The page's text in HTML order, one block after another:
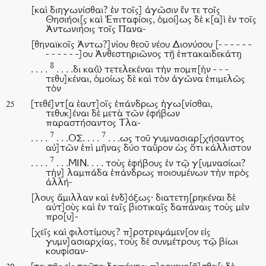
[καὶ διηγωνίσθαι? ἐν τοῖς] ἀγῶσιν ἔν τε τοῖς
Θησιήοι[ς καὶ Ἐπιταφίοις, ὁμοί]ως δὲ κ[α]ὶ ἐν τοῖς
Ἀντωνιήοις τοῖς Πανα-
[θηναϊκοῖς Ἀντω?]νίου θεοῦ νέου Διονύσου [- - - - - -
- - - - - -]ου Ἀνθεστηριῶνος τῇ ἑπτακαιδεκάτῃ
. . . .8 . . . .δι κα⟨ὶ⟩ τετελεκέναι τὴν πομπ[ὴν - - -
τεθυ]κέναι, ὁμοίως δὲ καὶ τὸν ἀγῶνα ἐπιμελῶς
τὸν
25
[τεθέ]ντ[α ἑαυτ]οῖς ἐπάνδρως ἠγω[νίσθαι,
τεθυκ]έναι δὲ μετὰ τῶν ἐφήβων
παραστήσαντος Τλα-
. . . . 7 . . .ΟΣ. . . . 7 . . .ως τοῦ γυμνασιαρ[χήσαντος
αὐ]τῶν ἐπὶ μῆνας δύο ταῦρον ὡς ὅτι κάλλιστον
. . . . 7 . . .ΜΙΝ. . . . τοὺς ἐφήβους ἐν τῷ γ[υμνασίωι?
τὴν] λαμπάδα ἐπάνδρως ποιουμένων τὴν πρὸς
ἀλλή-
[λους ἅμιλλαν καὶ ἐνδ]όξως· διατετη̣[ρηκέναι δὲ
αὐτ]οὺς καὶ ἐν ταῖς βιοτικαῖ̣ς δαπάναις τοὺς μὲν
προ[υ]-
[χεῖς καὶ φιλοτίμους? π]ροτρεψάμεν[ον εἰς
γυμν]ασιαρχίας, τοὺς δὲ συνμέτρους τῷ βίωι
κουφίσαν-